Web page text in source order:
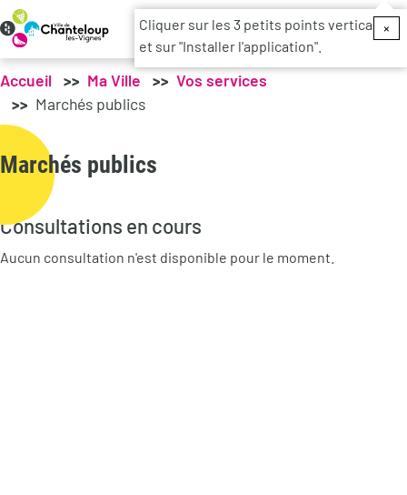
Menu
Accueil Ma Ville
Vos services
Marchés publics
Marchés publics
Consultations en cours
Aucun consultation n'est disponible pour le moment.
×
Cliquer sur les 3 petits points verticaux
et sur "Installer l'application".